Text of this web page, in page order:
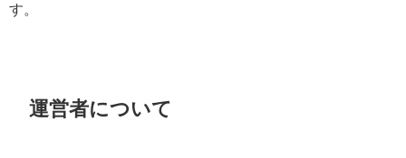
す。
運営者について